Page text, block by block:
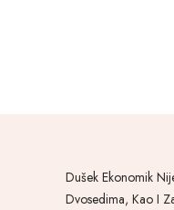
Dušek Ekonomik
Dvosedima, Kao I